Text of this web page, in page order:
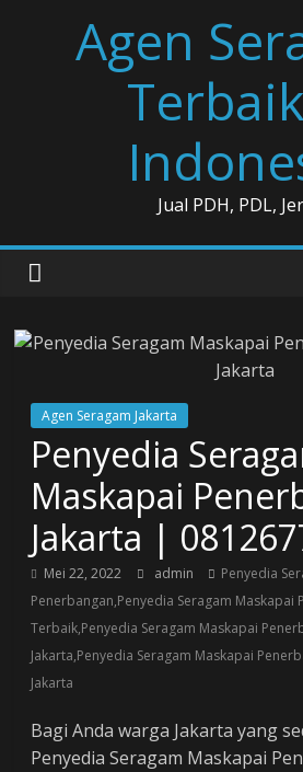
Agen
Jual PDH, PDL,
Agen Seragam Jakarta
Penyedia
Maskapai
Jakarta |
Mei 22, 2022 admin
Penyedia
Penerbangan,Penyedia Seragam Maskapai
Terbaik,Penyedia Seragam Maskapai
Jakarta,Penyedia Seragam Maskapai
Jakarta
Bagi Anda warga Jakarta yang
Penyedia Seragam Maskapai